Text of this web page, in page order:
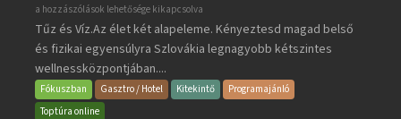
Aquacity
Poprad
·
Wellness
és
Gyógyfürdő
a hozzászólások lehetősége kikapcsolva
Tűz és Víz.Az élet két alapeleme. Kényeztesd magad belső
és fizikai egyensúlyra Szlovákia legnagyobb kétszintes
wellnessközpontjában....
Fókuszban Gasztro / Hotel Kitekintő
Programajánló
Toptúra online